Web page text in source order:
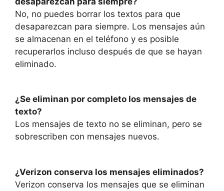
No, no puedes borrar los textos para que
desaparezcan para siempre. Los mensajes aún
se almacenan en el teléfono y es posible
recuperarlos incluso después de que se hayan
eliminado.
¿Se eliminan por completo los mensajes de
texto?
Los mensajes de texto no se eliminan, pero se
sobrescriben con mensajes nuevos.
¿Verizon conserva los mensajes eliminados?
Verizon conserva los mensajes que se eliminan